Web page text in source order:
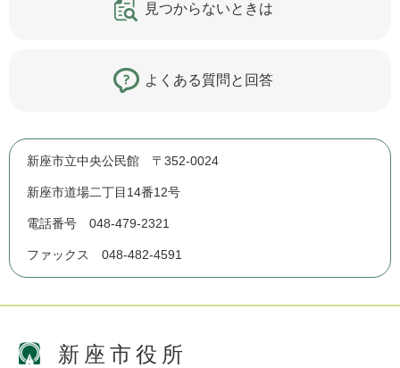
見つからないときは
よくある質問と回答
新座市立中央公民館 〒352-0024
新座市道場二丁目14番12号
電話番号 048-479-2321
ファックス 048-482-4591
新座市役所